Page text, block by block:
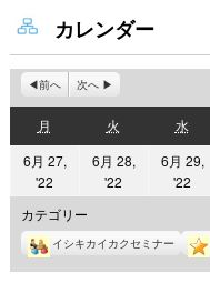
カレンダー
前へ 次へ
月
曜
日
火
曜
日
水水
曜
日
6月 27,
'22
年
6
月
27
6月 28,
'22
6
月
28
6月 29,
'22
6
月
29
カテゴリー
イシキカイカクセミナー